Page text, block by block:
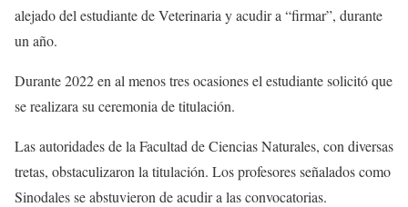
alejado del estudiante de Veterinaria y acudir a “firmar”, durante
un año.
Durante 2022 en al menos tres ocasiones el estudiante solicitó que
se realizara su ceremonia de titulación.
Las autoridades de la Facultad de Ciencias Naturales, con diversas
tretas, obstaculizaron la titulación. Los profesores señalados como
Sinodales se abstuvieron de acudir a las convocatorias.